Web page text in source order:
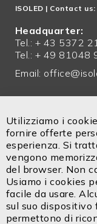
ISOLED | Contact us:
Headquarter:
Tel.: + 43 5372
Tel.: + 49 81048
Email:
Tel. +39 0471
Cel. +39 334
Email:
www.isoled.shop
FIAI Handels
Via Innsbruck 27/
Utilizziamo i
fornire offerte
esperienza. Si
vengono
del browser. Non
Usiamo i cookies
facile da usare.
sul suo dispositivo
permettono di